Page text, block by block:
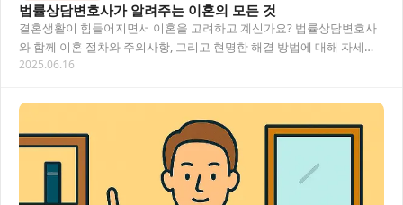
법률상담변호사가 알려주는 이혼의 모든 것
결혼생활이 힘들어지면서 이혼을 고려하고 계신가요? 법률상담변호사
와 함께 이혼 절차와 주의사항, 그리고 현명한 해결 방법에 대해 자세히
알아보는 시간을 가져보세요. 복잡한 법률 문제…
2025.06.16